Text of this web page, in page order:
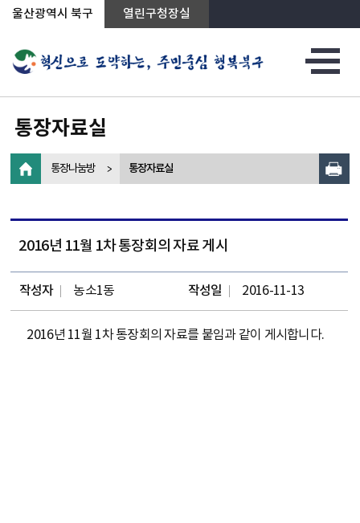
상단메뉴로 바로가기
전체메뉴로 바로가기
왼쪽메뉴로 바로가기
본문으로 바로가기
울산광역시 북구 열린구청장실
통장자료실
통장나눔방 통장자료실
2016년 11월 1차 통장회의 자료 게시
작성자 농소1동 작성일 2016-11-13
2016년 11월 1차 통장회의 자료를 붙임과 같이 게시합니다.